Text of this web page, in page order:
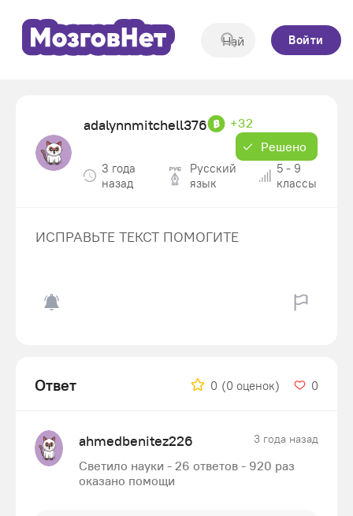
Войти
adalynnmitchell376
+32
Решено
3 года
назад
Русский
язык
5 - 9
классы
ИСПРАВЬТЕ ТЕКСТ ПОМОГИТЕ
Ответ 0 (0 оценок) 0
ahmedbenitez226 3 года назад
Светило науки - 26 ответов - 920 раз
оказано помощи